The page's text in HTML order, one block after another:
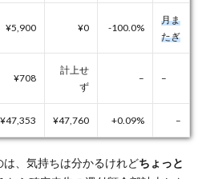
¥5,900 ¥0 -100.0%
月ま
たぎ
¥708
計上せ
ず
– –
¥47,353 ¥47,760 +0.09% –
、気持ちは分かるけれどちょっと